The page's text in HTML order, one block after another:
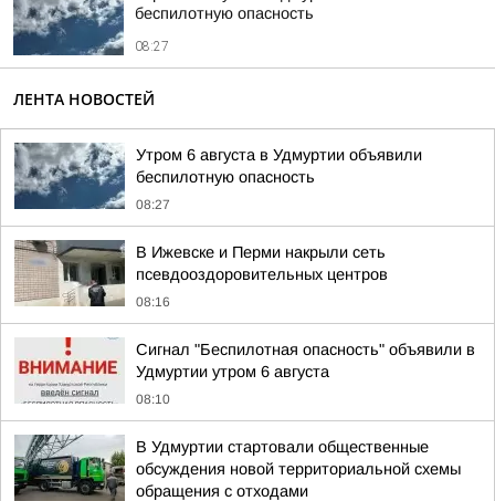
беспилотную опасность
08:27
ЛЕНТА НОВОСТЕЙ
Утром 6 августа в Удмуртии объявили
беспилотную опасность
08:27
В Ижевске и Перми накрыли сеть
псевдооздоровительных центров
08:16
Сигнал "Беспилотная опасность" объявили в
Удмуртии утром 6 августа
08:10
В Удмуртии стартовали общественные
обсуждения новой территориальной схемы
обращения с отходами